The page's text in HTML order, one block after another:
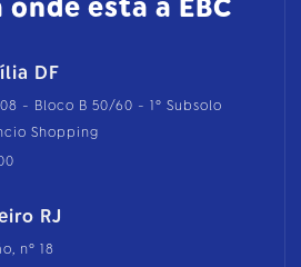
onde está a EBC
DF
- Bloco B 50/60 - 1º Subsolo
Shopping
RJ
nº 18